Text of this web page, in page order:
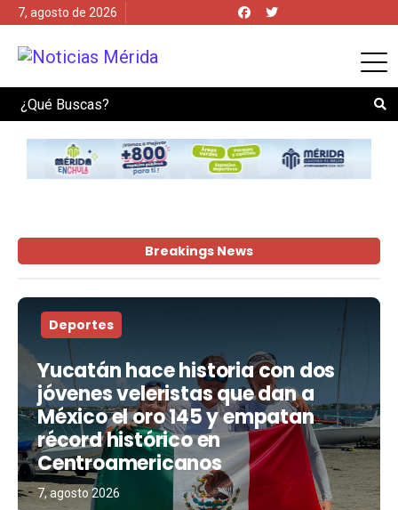
7, agosto de 2026
Search
Breakings News
Deportes
Yucatán hace historia con dos
jóvenes veleristas que dan a
México el oro 145 y empatan
récord histórico en
Centroamericanos
7, agosto 2026